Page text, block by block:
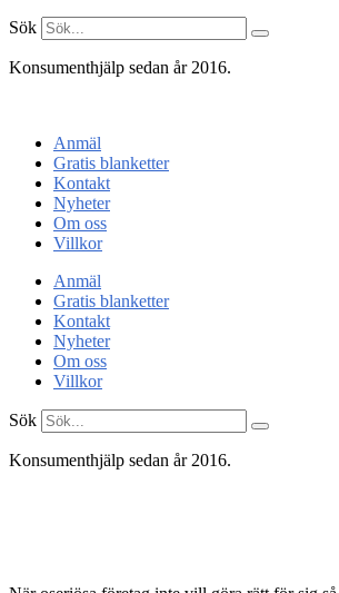
Sök
Konsumenthjälp sedan år 2016.
Anmäl
Gratis blanketter
Kontakt
Nyheter
Om oss
Villkor
Anmäl
Gratis blanketter
Kontakt
Nyheter
Om oss
Villkor
Sök
Konsumenthjälp sedan år 2016.